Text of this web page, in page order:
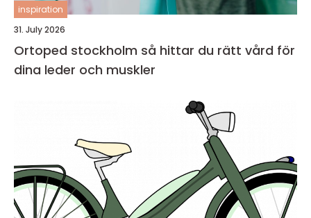
inspiration
31. July 2026
Ortoped stockholm så hittar du rätt vård för
dina leder och muskler